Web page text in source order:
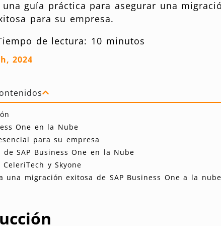
guía práctica para asegurar una
para su empresa.
de lectura: 10 minutos
2024
One en la Nube
para su empresa
de SAP Business One en la Nube
CeleriTech y Skyone
una migración exitosa de SAP Business One a la nube